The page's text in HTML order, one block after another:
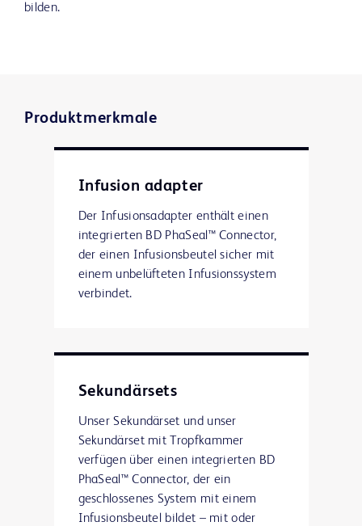
bilden.
Produktmerkmale
Infusion adapter
Der Infusionsadapter enthält einen
integrierten BD PhaSeal™ Connector,
der einen Infusionsbeutel sicher mit
einem unbelüfteten Infusionssystem
verbindet.
Sekundärsets
Unser Sekundärset und unser
Sekundärset mit Tropfkammer
verfügen über einen integrierten BD
PhaSeal™ Connector, der ein
geschlossenes System mit einem
Infusionsbeutel bildet – mit oder